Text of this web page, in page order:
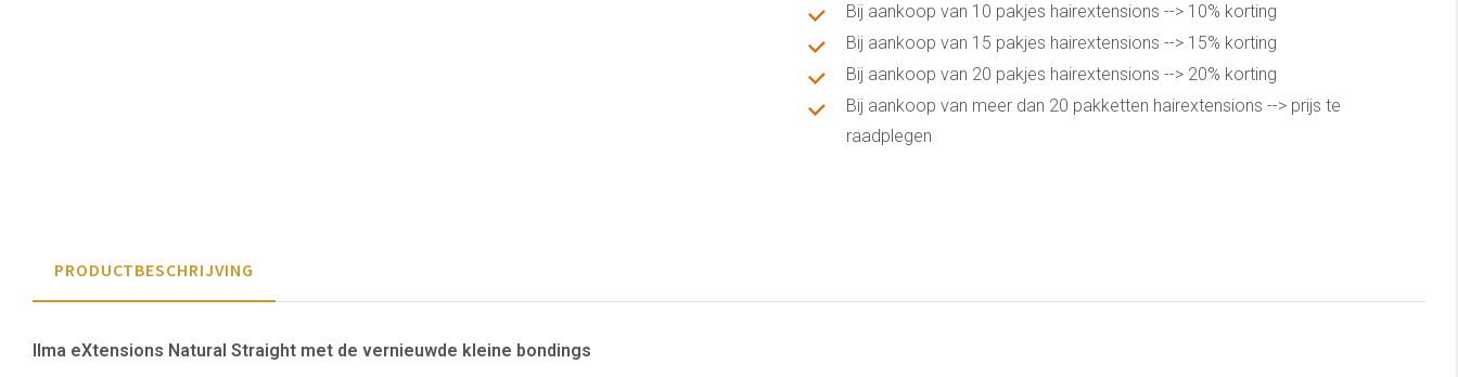
Bij aankoop van 10 pakjes hairextensions --> 10% korting
Bij aankoop van 15 pakjes hairextensions --> 15% korting
Bij aankoop van 20 pakjes hairextensions --> 20% korting
Bij aankoop van meer dan 20 pakketten hairextensions --> prijs te
raadplegen
PRODUCTBESCHRIJVING
Ilma eXtensions Natural Straight met de vernieuwde kleine bondings